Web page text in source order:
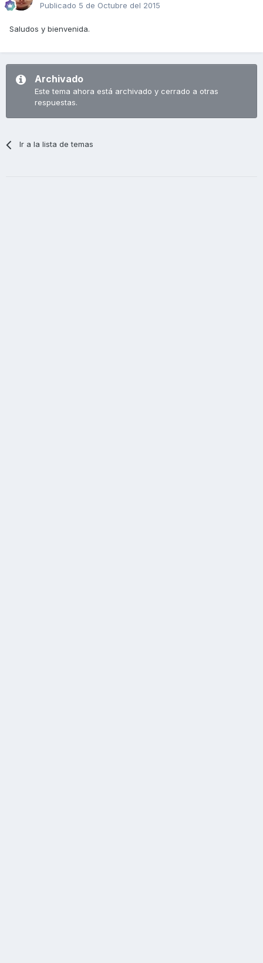
Publicado 5 de Octubre del 2015
Saludos y bienvenida.
Archivado
Este tema ahora está archivado y cerrado a otras
respuestas.
Ir a la lista de temas